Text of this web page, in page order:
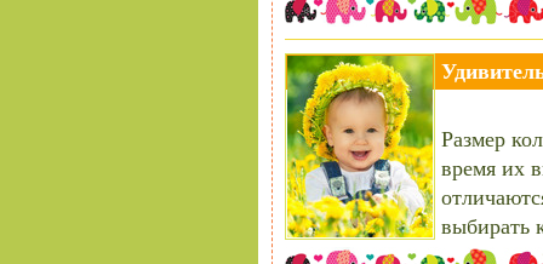
Размер
время их
выбирать